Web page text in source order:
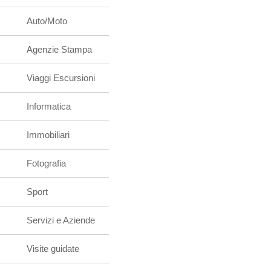
Auto/Moto
Agenzie Stampa
Viaggi Escursioni
Informatica
Immobiliari
Fotografia
Sport
Servizi e Aziende
Visite guidate